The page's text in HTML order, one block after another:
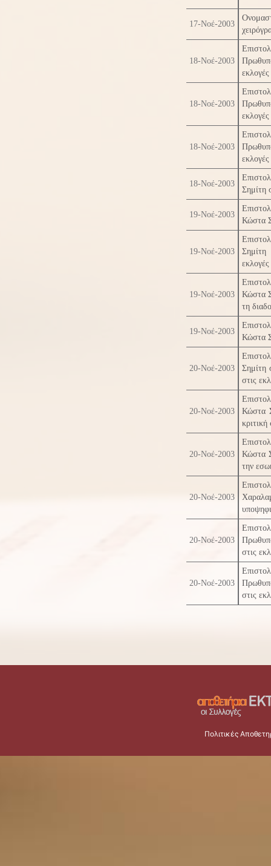
17-Νοέ-2003
18-Νοέ-2003
18-Νοέ-2003
18-Νοέ-2003
18-Νοέ-2003
Σημίτη
19-Νοέ-2003
Κώστα
19-Νοέ-2003
Σημίτη
19-Νοέ-2003
Κώστα
τη
19-Νοέ-2003
Κώστα
20-Νοέ-2003
Σημίτη
στις
20-Νοέ-2003
Κώστα
20-Νοέ-2003
Κώστα
την
20-Νοέ-2003
20-Νοέ-2003
στις
20-Νοέ-2003
στις